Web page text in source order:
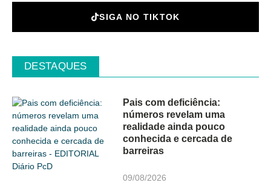
SIGA NO TIKTOK
DESTAQUES
Pais com deficiência:
números revelam uma
realidade ainda pouco
conhecida e cercada de
barreiras
09/08/2026